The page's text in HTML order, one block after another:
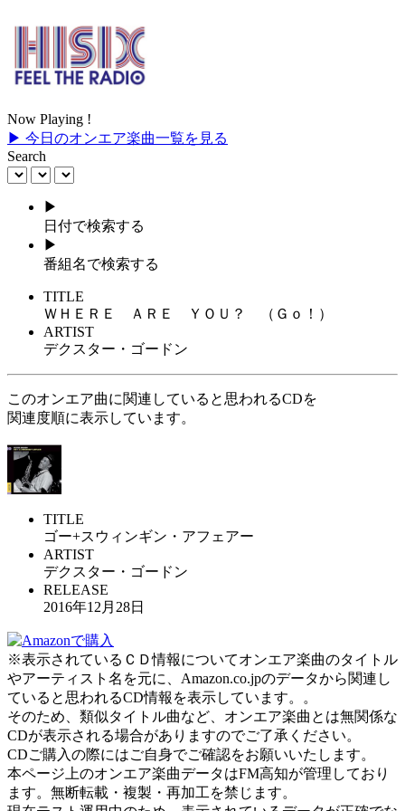
Now Playing !
▶ 今日のオンエア楽曲一覧を見る
Search
▶
日付で検索する
▶
番組名で検索する
TITLE
ＷＨＥＲＥ ＡＲＥ ＹＯＵ？ （Ｇｏ！）
ARTIST
デクスター・ゴードン
このオンエア曲に関連していると思われるCDを
関連度順に表示しています。
TITLE
ゴー+スウィンギン・アフェアー
ARTIST
デクスター・ゴードン
RELEASE
2016年12月28日
※表示されているＣＤ情報についてオンエア楽曲のタイトル
やアーティスト名を元に、Amazon.co.jpのデータから関連し
ていると思われるCD情報を表示しています。。
そのため、類似タイトル曲など、オンエア楽曲とは無関係な
CDが表示される場合がありますのでご了承ください。
CDご購入の際にはご自身でご確認をお願いいたします。
本ページ上のオンエア楽曲データはFM高知が管理しており
ます。無断転載・複製・再加工を禁じます。